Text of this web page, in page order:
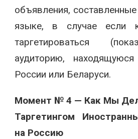
объявления,
языке, в случае если
таргетироваться
аудиторию,
России или Беларуси.
Момент № 4 — Как Мы
Таргетингом
на Россию